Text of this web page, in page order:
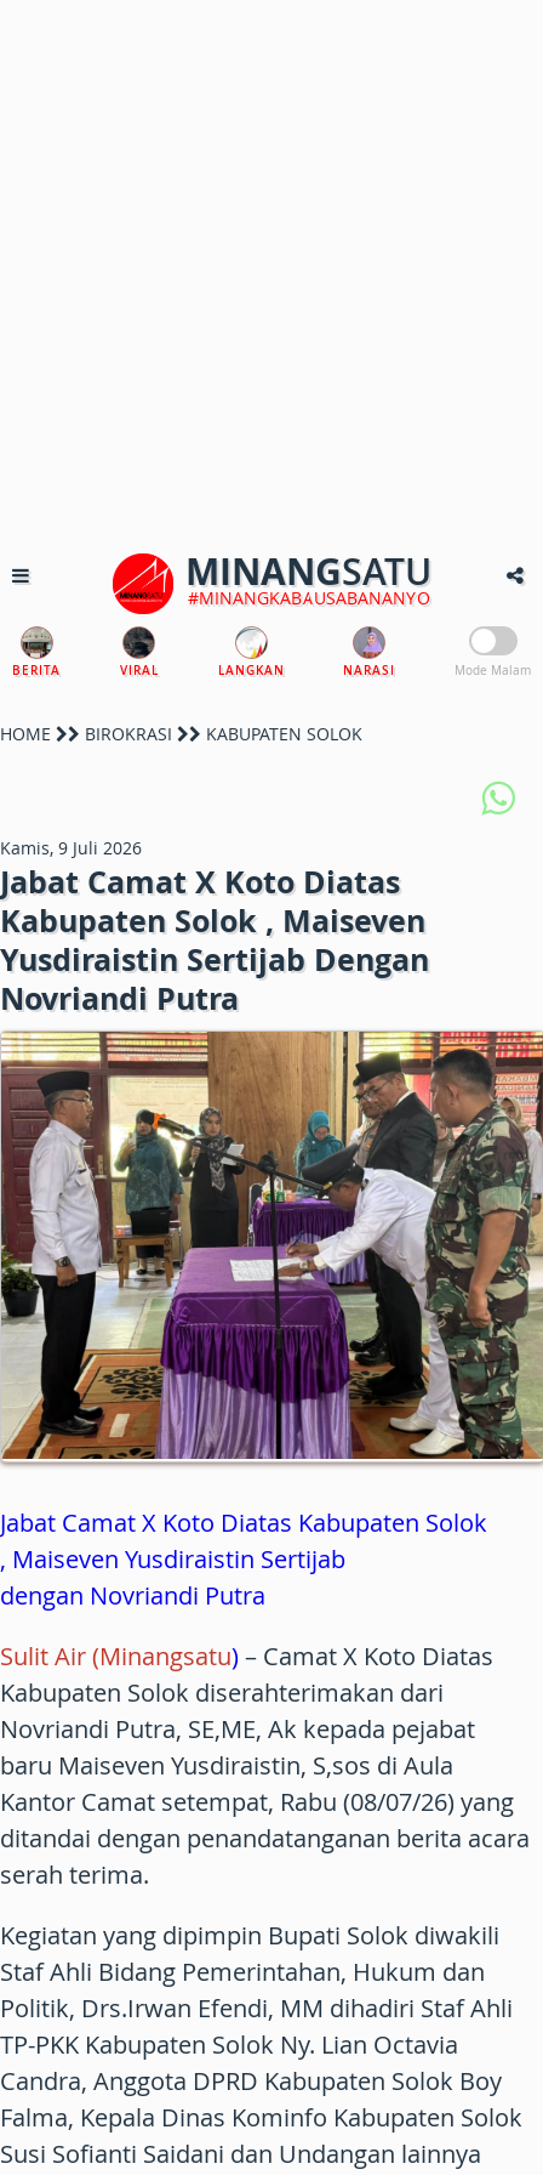
MINANGSATU
#MINANGKABAUSABANANYO
BERITA VIRAL LANGKAN NARASI Mode Malam
HOME BIROKRASI KABUPATEN SOLOK
Kamis, 9 Juli 2026
Jabat Camat X Koto Diatas
Kabupaten Solok , Maiseven
Yusdiraistin Sertijab Dengan
Novriandi Putra
Jabat Camat X Koto Diatas Kabupaten Solok
, Maiseven Yusdiraistin Sertijab
dengan Novriandi Putra
Sulit Air (Minangsatu)– Camat X Koto Diatas
Kabupaten Solok diserahterimakan dari
Novriandi Putra, SE,ME, Ak kepada pejabat
baru Maiseven Yusdiraistin, S,sos di Aula
Kantor Camat setempat, Rabu (08/07/26) yang
ditandai dengan penandatanganan berita acara
serah terima.
Kegiatan yang dipimpin Bupati Solok diwakili
Staf Ahli Bidang Pemerintahan, Hukum dan
Politik, Drs.Irwan Efendi, MM dihadiri Staf Ahli
TP-PKK Kabupaten Solok Ny. Lian Octavia
Candra, Anggota DPRD Kabupaten Solok Boy
Falma, Kepala Dinas Kominfo Kabupaten Solok
Susi Sofianti Saidani dan Undangan lainnya